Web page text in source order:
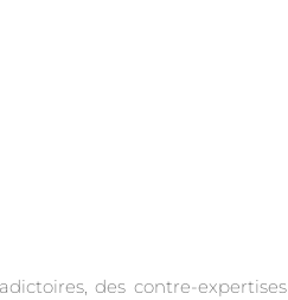
des contre-expertises